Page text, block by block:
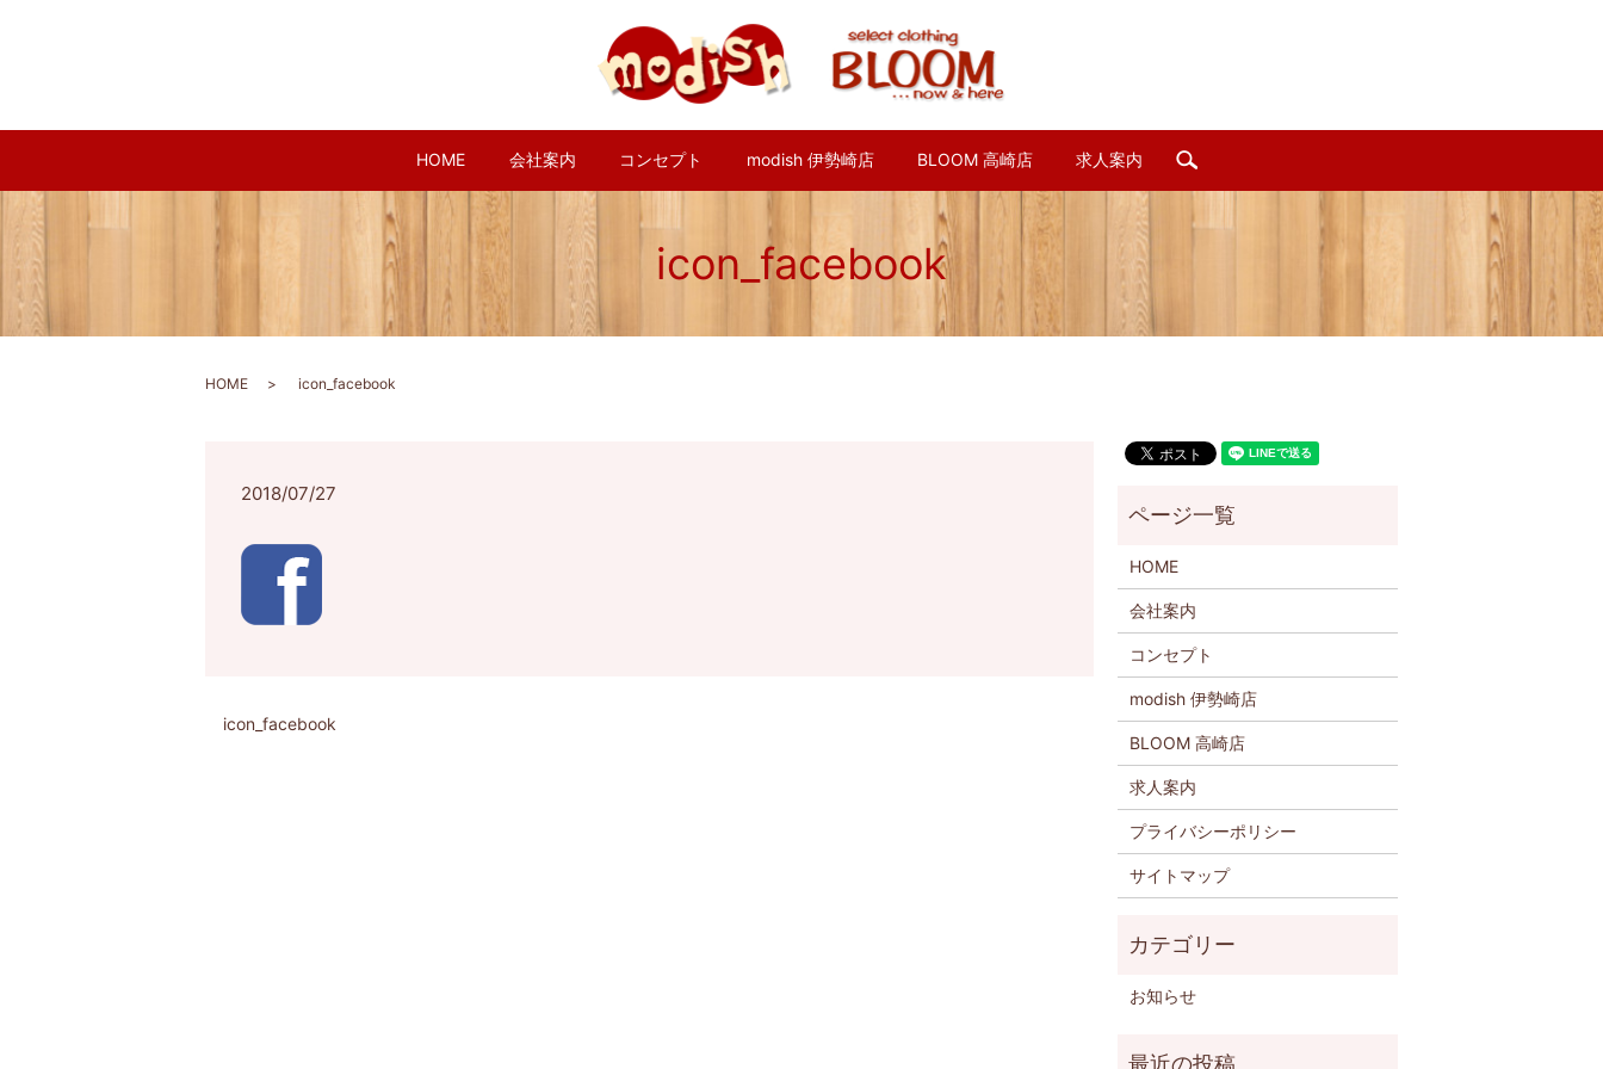
HOME 会社案内 コンセプト modish 伊勢崎店 BLOOM 高崎店 求人案内 search
icon_facebook
HOME icon_facebook
2018/07/27
icon_facebook
HOME
会社案内
コンセプト
modish 伊勢崎店
BLOOM 高崎店
求人案内
プライバシーポリシー
サイトマップ
お知らせ